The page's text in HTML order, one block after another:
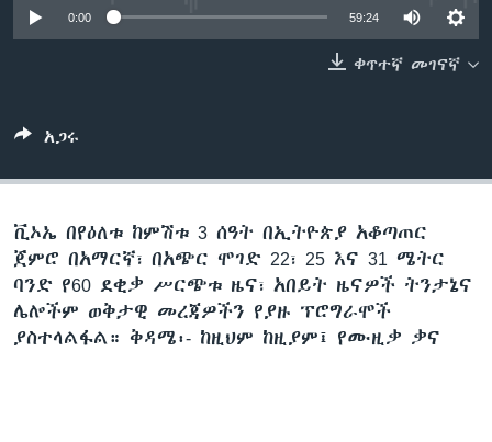
0:00 59:24
ቀጥተኛ መገናኛ
አጋሩ
ቪኦኤ በየዕለቱ ከምሽቱ 3 ሰዓት በኢትዮጵያ አቆጣጠር
ጀምሮ በአማርኛ፣ በአጭር ሞገድ 22፣ 25 እና 31 ሜትር
ባንድ የ60 ደቂቃ ሥርጭቱ ዜና፣ አበይት ዜናዎች ትንታኔና
ሌሎችም ወቅታዊ መረጃዎችን የያዙ ፕሮግራሞች
ያስተላልፋል። ቅዳሜ፡- ከዚህም ከዚያም፤ የሙዚቃ ቃና